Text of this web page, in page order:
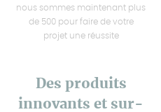
nous sommes maintenant plus
de 500 pour faire de votre
projet une réussite
Des produits
innovants et sur-